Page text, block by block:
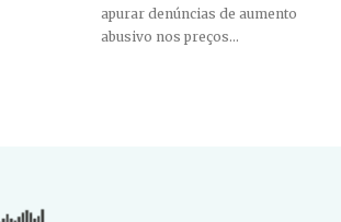
apurar denúncias de aumento
abusivo nos preços...